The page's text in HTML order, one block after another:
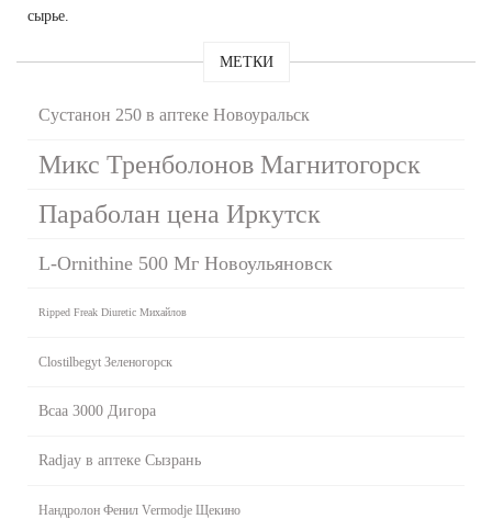
сырье.
МЕТКИ
Сустанон 250 в аптеке Новоуральск
Микс Тренболонов Магнитогорск
Параболан цена Иркутск
L-Ornithine 500 Мг Новоульяновск
Ripped Freak Diuretic Михайлов
Clostilbegyt Зеленогорск
Bcaa 3000 Дигора
Radjay в аптеке Сызрань
Нандролон Фенил Vermodje Щекино